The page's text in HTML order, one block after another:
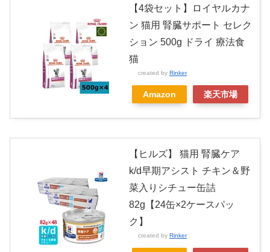
【4袋セット】ロイヤルカナ
ン 猫用 腎臓サポート セレク
ション 500g ドライ 療法食
猫
created by Rinker
Amazon 楽天市場
【ヒルズ】 猫用 腎臓ケア
k/d早期アシスト チキン＆野
菜入りシチュー缶詰
82g【24缶×2ケースパッ
ク】
created by Rinker